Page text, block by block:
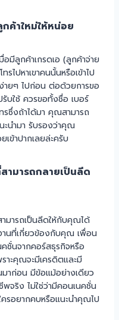
กค้าใหม่ให้หน่อย
มีลูกค้าเกรดเอ (ลูกค้าจ่าย
ไปหาเขาคนนั้นหรือเข้าไป
ายๆ ไปก่อน ต่อด้วยการขอ
รับใช้ ควรขอทั้งชื่อ เบอร์
ทรซึ่งถ้าได้มา คุณสามารถ
ะนำมา รับรองว่าคุณ
เข้าปากเลยล่ะครับ
ามารถกลายเป็นลีด
มารถเป็นลีดให้กับคุณได้
านที่เกี่ยวข้องกับคุณ เพื่อน
ชั่นจากคอร์สธุรกิจหรือ
ะคุณจะมีเครดิตและมี
มาก่อน มีข้อแม้อย่างเดียว
จริง ไม่ใช่ว่ามีคอนเนคชั่น
รอยากคบหรือแนะนำคุณไป